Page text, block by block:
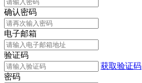
确认密码
电子邮箱
验证码
获取验证码
密码